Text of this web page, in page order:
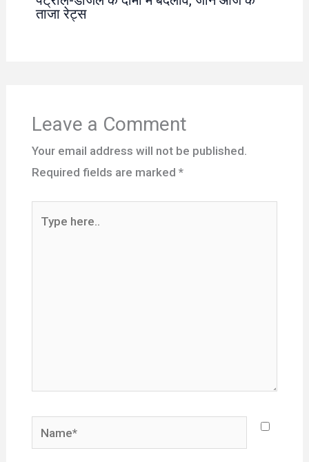
ताजा रेट्स
Leave a Comment
Your email address will not be published.
Required fields are marked *
here..
Name*